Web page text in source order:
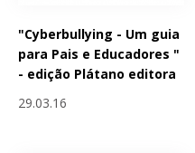
"Cyberbullying - Um guia
para Pais e Educadores "
- edição Plátano editora
29.03.16